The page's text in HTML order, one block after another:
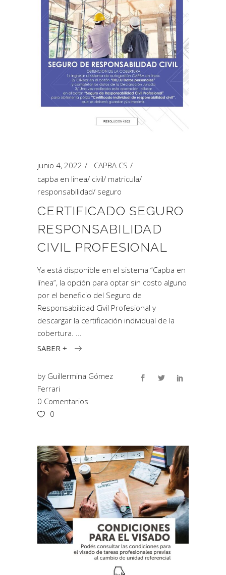
junio 4, 2022
CAPBA CS
capba en linea/ civil/ matricula/
responsabilidad/ seguro
CERTIFICADO SEGURO
RESPONSABILIDAD
CIVIL PROFESIONAL
Ya está disponible en el sistema “Capba en
línea”, la opción para optar sin costo alguno
por el beneficio del Seguro de
Responsabilidad Civil Profesional y
descargar la certificación individual de la
cobertura.
SABER +
by Guillermina Gómez
Ferrari
0 Comentarios
0